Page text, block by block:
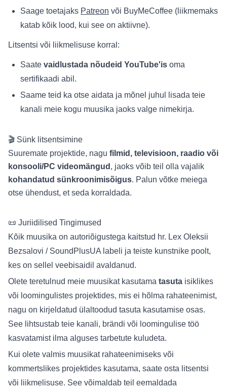
Saage toetajaks Patreon või BuyMeCoffee (liikmemaks
katab kõik lood, kui see on aktiivne).
Litsentsi või liikmelisuse korral:
Saate vaidlustada nõudeid YouTube'is oma
sertifikaadi abil.
Saame teid ka otse aidata ja mõnel juhul lisada teie
kanali meie kogu muusika jaoks valge nimekirja.
🎬 Sünk litsentsimine
Suuremate projektide, nagu filmid, televisioon, raadio või
konsooli/PC videomängud , jaoks võib teil olla vajalik
kohandatud sünkroonimisõigus. Palun võtke meiega
otse ühendust, et seda korraldada.
📜 Juriidilised Tingimused
Kõik muusika on autoriõigustega kaitstud hr. Lex Oleksii
Bezsalovi / SoundPlusUA labeli ja teiste kunstnike poolt,
kes on sellel veebisaidil avaldanud.
Olete teretulnud meie muusikat kasutama tasuta isiklikes
või loomingulistes projektides, mis ei hõlma rahateenimist,
nagu on kirjeldatud ülaltoodud tasuta kasutamise osas.
See lihtsustab teie kanali, brändi või loomingulise töö
kasvatamist ilma alguses tarbetute kuludeta.
Kui olete valmis muusikat rahateenimiseks või
kommertslikes projektides kasutama, saate osta litsentsi
või liikmelisuse. See võimaldab teil eemaldada